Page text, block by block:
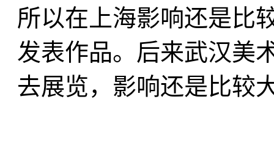
所以在上海影响还是比
发表作品。后来武汉美
去展览，影响还是比较